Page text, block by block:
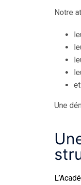
Notre
Une